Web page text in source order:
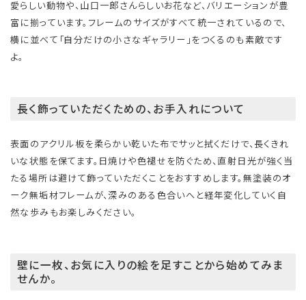
愛らしい動物や、山口一郎さんらしいお花など、バリエーションが豊
富に揃っています。フレームのサイズがすべて統一されているので、
横に並べて「自分だけの小さなギャラリー」をつくるのも素敵です
よ。
長く飾っていただくための、お手入れについて
表面のアクリル板を柔らかい乾いた布でサッと拭くだけで、長くきれ
いな状態を保てます。日焼けや色褪せを防ぐため、直射日光が強く当
たる場所は避けて飾っていただくことをおすすめします。無塗装のオ
ーク無垢材フレームが、深みのある色合いへと経年変化していく自
然な歩みもお楽しみください。
壁に一枚、お気に入りの絵を足すことから始めてみま
せんか。